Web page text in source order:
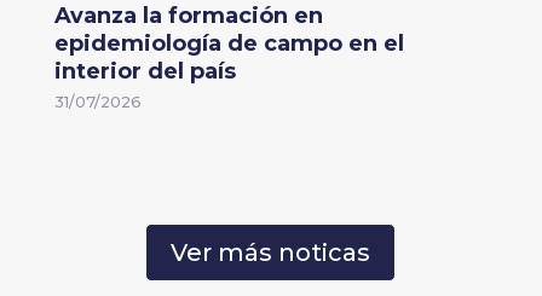
Avanza la formación en
epidemiología de campo en el
interior del país
31/07/2026
Ver más noticas